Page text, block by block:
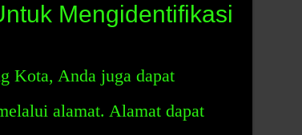
Mengidentifikasi
Kota, Anda juga dapat
alamat. Alamat dapat